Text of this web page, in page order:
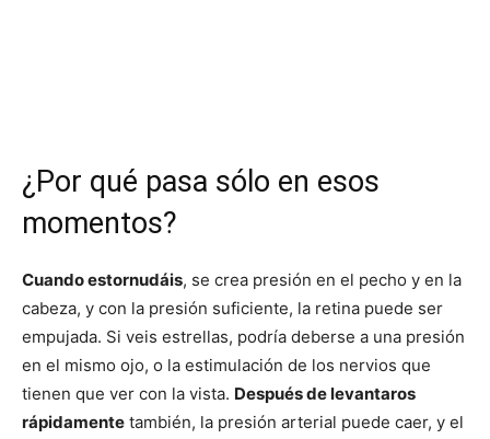
¿Por qué pasa sólo en esos
momentos?
Cuando estornudáis, se crea presión en el pecho y en la
cabeza, y con la presión suficiente, la retina puede ser
empujada. Si veis estrellas, podría deberse a una presión
en el mismo ojo, o la estimulación de los nervios que
tienen que ver con la vista. Después de levantaros
rápidamente también, la presión arterial puede caer, y el